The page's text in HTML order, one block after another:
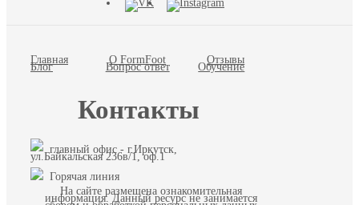
Главная О FormFoot Отзывы
Блог Вопрос ответ Обучение
Контакты
главный офис - г.Иркутск,
ул.Байкальская 236в/1, оф.1
Горячая линия
На сайте размещена ознакомительная
информация. Данный ресурс не занимается